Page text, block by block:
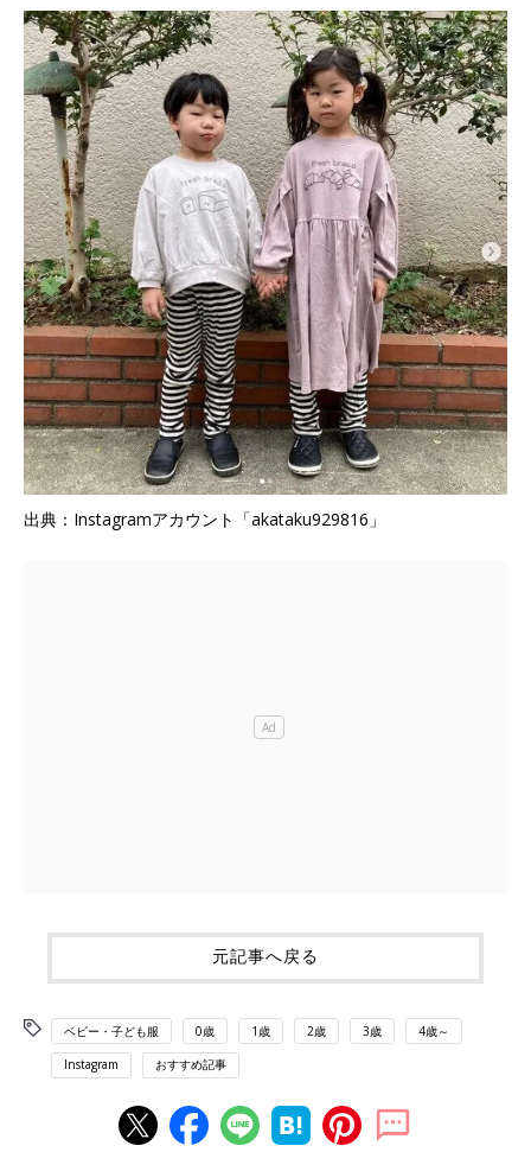
出典：Instagramアカウント「akataku929816」
元記事へ戻る
ベビー・子ども服 0歳 1歳 2歳 3歳 4歳～
Instagram おすすめ記事